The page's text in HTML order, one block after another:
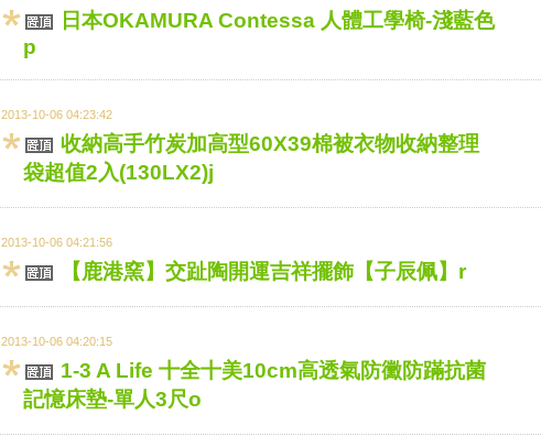
日本OKAMURA Contessa 人體工學椅-淺藍色
p
2013-10-06 04:23:42
收納高手竹炭加高型60X39棉被衣物收納整理
袋超值2入(130LX2)j
2013-10-06 04:21:56
【鹿港窯】交趾陶開運吉祥擺飾【子辰佩】r
2013-10-06 04:20:15
1-3 A Life 十全十美10cm高透氣防黴防蹣抗菌
記憶床墊-單人3尺o